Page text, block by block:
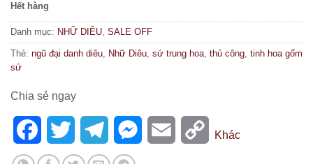
Hết hàng
Danh mục: NHỮ DIÊU, SALE OFF
Thẻ: ngũ đại danh diêu, Nhữ Diêu, sứ trung hoa, thủ công, tinh hoa gốm
sứ
Chia sẻ ngay
FacebookTwitter TelegramMessenger
Email Copy
Khác